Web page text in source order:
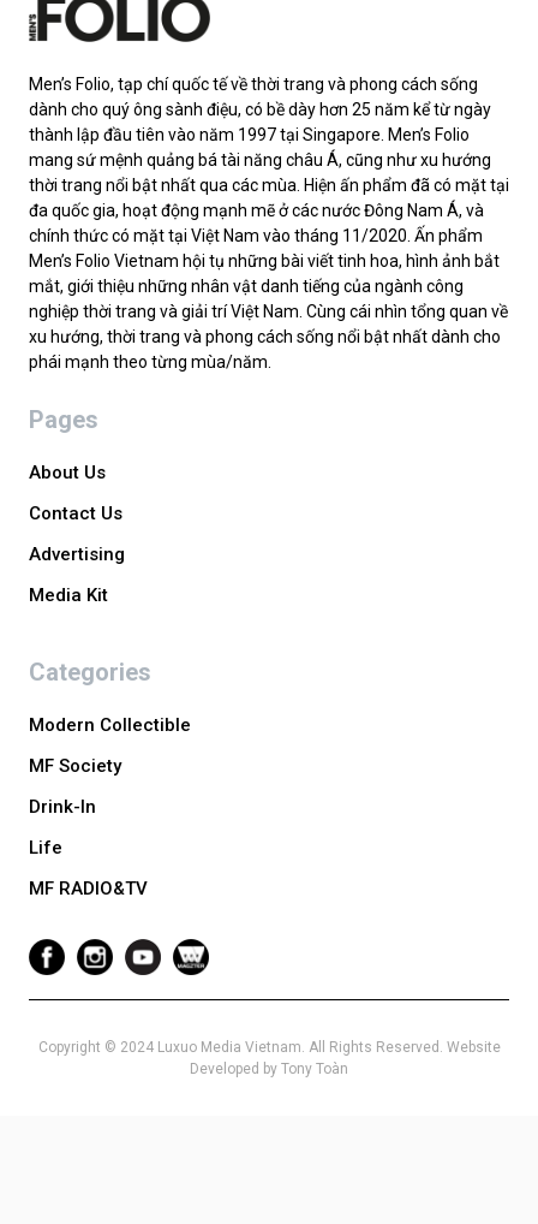
Men’s Folio, tạp chí quốc tế về thời trang và phong cách sống
dành cho quý ông sành điệu, có bề dày hơn 25 năm kể từ ngày
thành lập đầu tiên vào năm 1997 tại Singapore. Men’s Folio
mang sứ mệnh quảng bá tài năng châu Á, cũng như xu hướng
thời trang nổi bật nhất qua các mùa. Hiện ấn phẩm đã có mặt tại
đa quốc gia, hoạt động mạnh mẽ ở các nước Đông Nam Á, và
chính thức có mặt tại Việt Nam vào tháng 11/2020. Ấn phẩm
Men’s Folio Vietnam hội tụ những bài viết tinh hoa, hình ảnh bắt
mắt, giới thiệu những nhân vật danh tiếng của ngành công
nghiệp thời trang và giải trí Việt Nam. Cùng cái nhìn tổng quan về
xu hướng, thời trang và phong cách sống nổi bật nhất dành cho
phái mạnh theo từng mùa/năm.
Pages
About Us
Contact Us
Advertising
Media Kit
Categories
Modern Collectible
MF Society
Drink-In
Life
MF RADIO&TV
Copyright © 2024 Luxuo Media Vietnam. All Rights Reserved. Website
Developed by Tony Toàn